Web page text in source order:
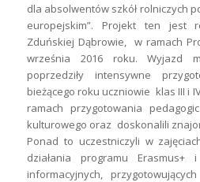
dla absolwentów szkół rolniczych
europejskim”. Projekt ten jest
Zduńskiej Dąbrowie, w ramach
września 2016 roku. Wyjazd
poprzedziły intensywne
bieżącego roku uczniowie klas III i
ramach przygotowania
kulturowego oraz doskonalili
Ponad to uczestniczyli w
działania programu
informacyjnych,